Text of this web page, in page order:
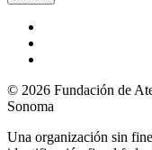
© 2026 Fundación de
Sonoma
Una organización sin